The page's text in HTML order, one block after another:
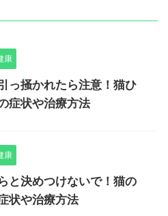
康
っ掻かれたら注意！猫ひ
症状や治療方法
康
と決めつけないで！猫の
状や治療方法